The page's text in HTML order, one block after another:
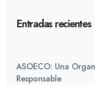
Entradas recientes
ASOECO: Una
Responsable